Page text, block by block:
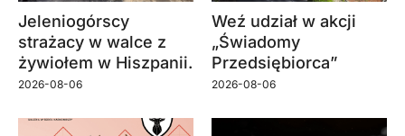
Jeleniogórscy
strażacy w walce z
żywiołem w Hiszpanii.
2026-08-06
Weź udział w akcji
„Świadomy
Przedsiębiorca”
2026-08-06